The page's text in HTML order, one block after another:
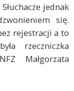
jednak
się.
rejestracji a to
rzeczniczka
Małgorzata